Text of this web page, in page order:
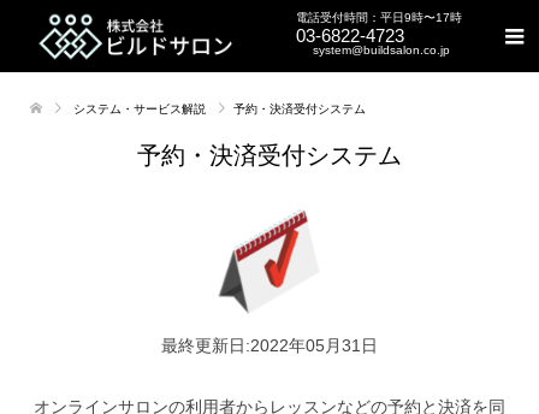
電話受付時間：平日9時〜17時
03-6822-4723
system@buildsalon.co.jp
システム・サービス解説 予約・決済受付システム
予約・決済受付システム
最終更新日:2022年05月31日
オンラインサロンの利用者からレッスンなどの予約と決済を同